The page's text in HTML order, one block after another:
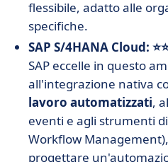
flessibile, adatto alle
specifiche.
SAP S/4HANA Cloud:
SAP eccelle in questo
all'integrazione nativa
lavoro automatizzati,
eventi e agli strumenti
Workflow
progettare